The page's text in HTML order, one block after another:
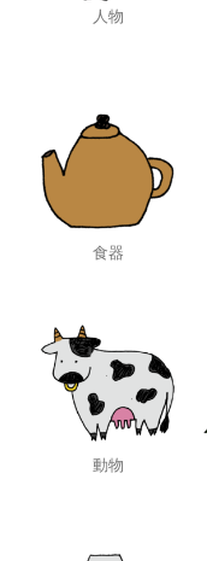
人物
食器
動物